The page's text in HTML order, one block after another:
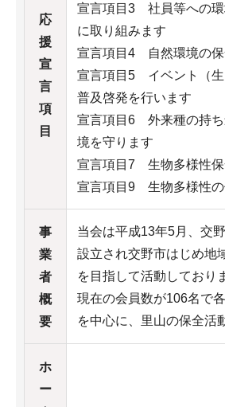
応
援
宣
言
項
目
宣言項目3 社員等への環
に取り組みます
宣言項目4 自然環境の保
宣言項目5 イベント（生
普及啓発を行います
宣言項目6 外来種の持ち
境を守ります
宣言項目7 生物多様性保
宣言項目9 生物多様性の
事
業
者
概
要
当会は平成13年5月、交
設立され交野市はじめ地
を目指して活動しており
現在の会員数が106名で
を中心に、里山の保全活
ホ
ー